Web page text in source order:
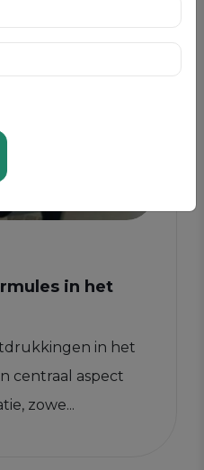
in het
in het
centraal aspect
zowe...